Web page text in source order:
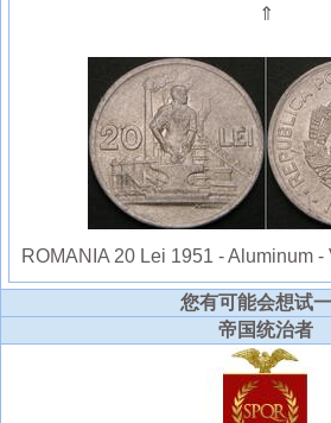
⇑
ROMANIA 20 Lei 1951 - Aluminum -
您有可能会想试
帝国统治者